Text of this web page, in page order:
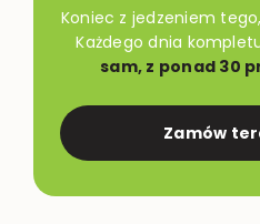
Koniec z jedzeniem
Każdego dnia
sam, z ponad 30
Zamów